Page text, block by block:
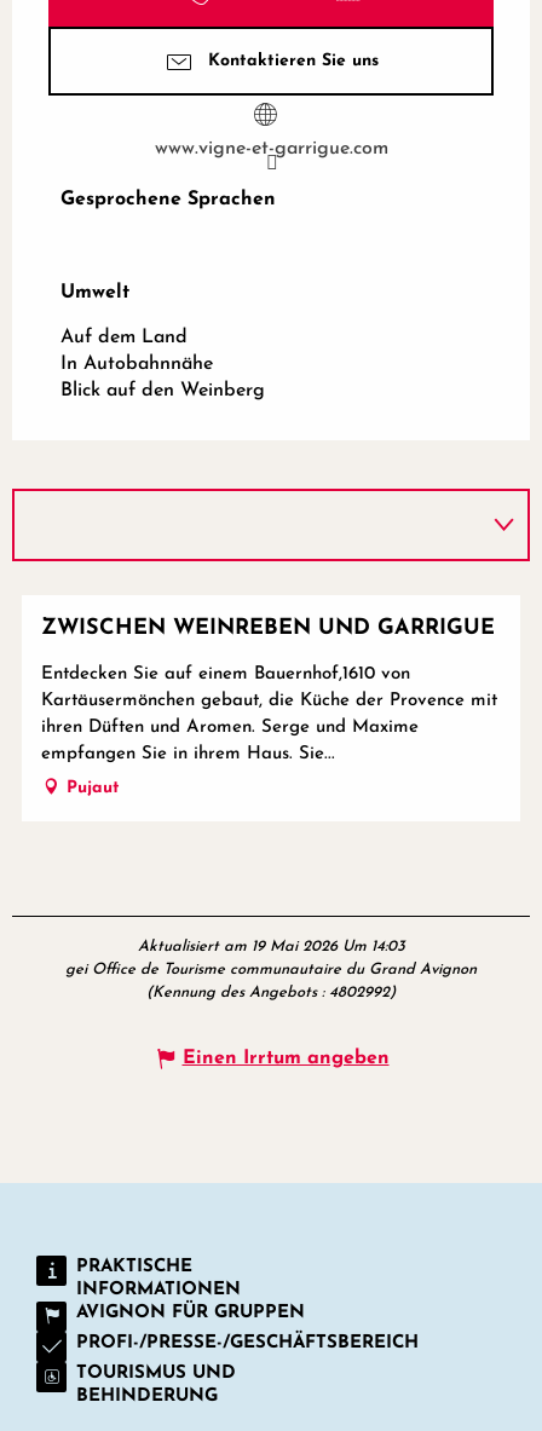
Kontaktieren Sie uns
www.vigne-et-garrigue.com
Gesprochene Sprachen
Gesprochene Sprachen
Umwelt
Umwelt
Auf dem Land
In Autobahnnähe
Blick auf den Weinberg
ZWISCHEN WEINREBEN UND GARRIGUE
Entdecken Sie auf einem Bauernhof,1610 von
Kartäusermönchen gebaut, die Küche der Provence mit
ihren Düften und Aromen. Serge und Maxime
empfangen Sie in ihrem Haus. Sie...
Pujaut
Aktualisiert am 19 Mai 2026 Um 14:03
gei Office de Tourisme communautaire du Grand Avignon
(Kennung des Angebots : 4802992)
Einen Irrtum angeben
PRAKTISCHE
INFORMATIONEN
AVIGNON FÜR GRUPPEN
PROFI-/PRESSE-/GESCHÄFTSBEREICH
TOURISMUS UND
BEHINDERUNG